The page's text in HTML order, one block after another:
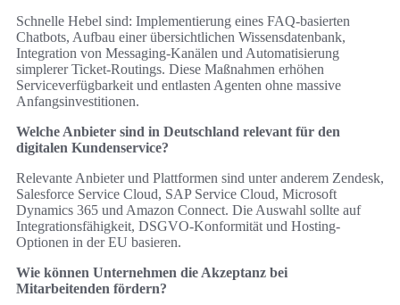
Schnelle Hebel sind: Implementierung eines FAQ-basierten
Chatbots, Aufbau einer übersichtlichen Wissensdatenbank,
Integration von Messaging-Kanälen und Automatisierung
simplerer Ticket-Routings. Diese Maßnahmen erhöhen
Serviceverfügbarkeit und entlasten Agenten ohne massive
Anfangsinvestitionen.
Welche Anbieter sind in Deutschland relevant für den
digitalen Kundenservice?
Relevante Anbieter und Plattformen sind unter anderem Zendesk,
Salesforce Service Cloud, SAP Service Cloud, Microsoft
Dynamics 365 und Amazon Connect. Die Auswahl sollte auf
Integrationsfähigkeit, DSGVO-Konformität und Hosting-
Optionen in der EU basieren.
Wie können Unternehmen die Akzeptanz bei
Mitarbeitenden fördern?